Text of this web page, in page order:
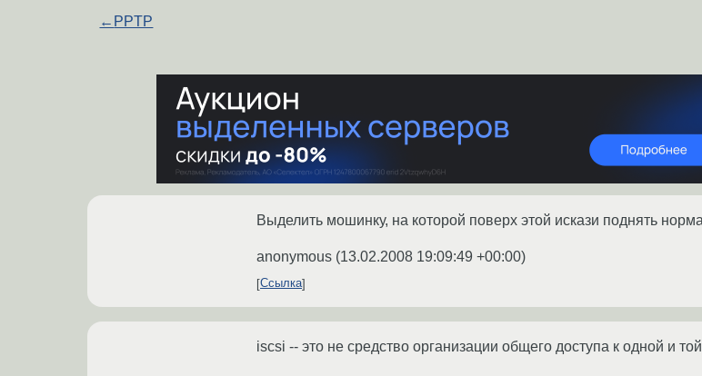
← PPTP
Выделить мошинку, на которой поверх этой искази поднять
anonymous (13.02.2008 19:09:49 +00:00)
Ссылка
iscsi -- это не средство организации общего доступа к одной и